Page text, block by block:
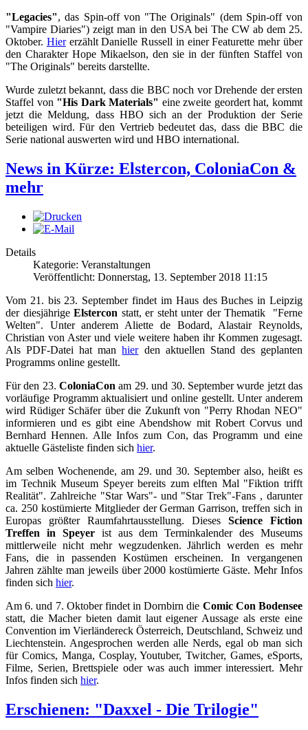
"Legacies", das Spin-off von "The Originals" (dem Spin-off von
"Vampire Diaries") zeigt man in den USA bei The CW ab dem 25.
Oktober. Hiererzählt Danielle Russell in einer Featurette mehr über
den Charakter Hope Mikaelson, den sie in der fünften Staffel von
"The Originals" bereits darstellte.
Wurde zuletzt bekannt, dass die BBC noch vor Drehende der ersten
Staffel von "His Dark Materials" eine zweite geordert hat, kommt
jetzt die Meldung, dass HBO sich an der Produktion der Serie
beteiligen wird. Für den Vertrieb bedeutet das, dass die BBC die
Serie national auswerten wird und HBO international.
News in Kürze: Elstercon, ColoniaCon &
mehr
Details
Kategorie: Veranstaltungen
Veröffentlicht: Donnerstag, 13. September 2018 11:15
Vom 21. bis 23. September findet im Haus des Buches in Leipzig
der diesjährige Elstercon statt, er steht unter der Thematik "Ferne
Welten". Unter anderem Aliette de Bodard, Alastair Reynolds,
Christian von Aster und viele weitere haben ihr Kommen zugesagt.
Als PDF-Datei hat manhierden aktuellen Stand des geplanten
Programms online gestellt.
Für den 23.ColoniaCon am 29. und 30. September wurde jetzt das
vorläufige Programm aktualisiert und online gestellt. Unter anderem
wird Rüdiger Schäfer über die Zukunft von "Perry Rhodan NEO"
informieren und es gibt eine Abendshow mit Robert Corvus und
Bernhard Hennen. Alle Infos zum Con, das Programm und eine
aktuelle Gästeliste finden sich hier.
Am selben Wochenende, am 29. und 30. September also, heißt es
im Technik Museum Speyer bereits zum elften Mal "Fiktion trifft
Realität". Zahlreiche "Star Wars"- und "Star Trek"-Fans , darunter
ca. 250 kostümierte Mitglieder der German Garrison, treffen sich in
Europas größter Raumfahrtausstellung. Dieses Science Fiction
Treffen in Speyerist aus dem Terminkalender des Museums
mittlerweile nicht mehr wegzudenken. Jährlich werden es mehr
Fans, die in passenden Kostümen erscheinen. In vergangenen
Jahren zählte man jeweils über 2000 kostümierte Gäste. Mehr Infos
finden sich hier.
Am 6. und 7. Oktober findet in Dornbirn die Comic Con Bodensee
statt, die Macher bieten damit laut eigener Aussage als erste eine
Convention im Vierländereck Österreich, Deutschland, Schweiz und
Liechtenstein. Angesprochen werden alle Nerds, egal ob man sich
für Comics, Manga, Cosplay, Youtuber, Twitcher, Games, eSports,
Filme, Serien, Brettspiele oder was auch immer interessiert. Mehr
Infos finden sich hier.
Erschienen: "Daxxel - Die Trilogie"